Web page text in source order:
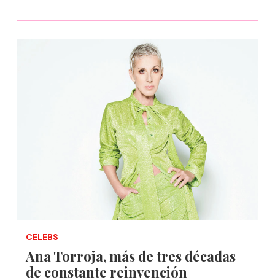
CELEBS
Ana Torroja, más de tres décadas
de constante reinvención